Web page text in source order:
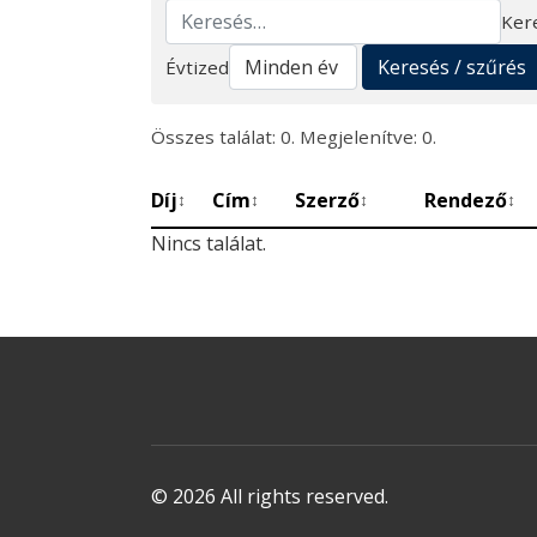
Keresés
Évtized
Keresés / szűrés
Összes találat: 0. Megjelenítve: 0.
Díj↕ Cím↕ Szerző↕ Rendező↕
Nincs találat.
© 2026 All rights reserved.